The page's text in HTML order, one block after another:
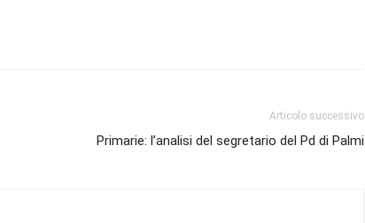
Articolo successivo
Primarie: l’analisi del segretario del Pd di Palmi